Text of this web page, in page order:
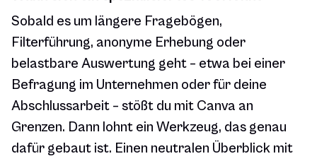
Sobald es um längere Fragebögen,
Filterführung, anonyme Erhebung oder
belastbare Auswertung geht – etwa bei einer
Befragung im Unternehmen oder für deine
Abschlussarbeit – stößt du mit Canva an
Grenzen. Dann lohnt ein Werkzeug, das genau
dafür gebaut ist. Einen neutralen Überblick mit